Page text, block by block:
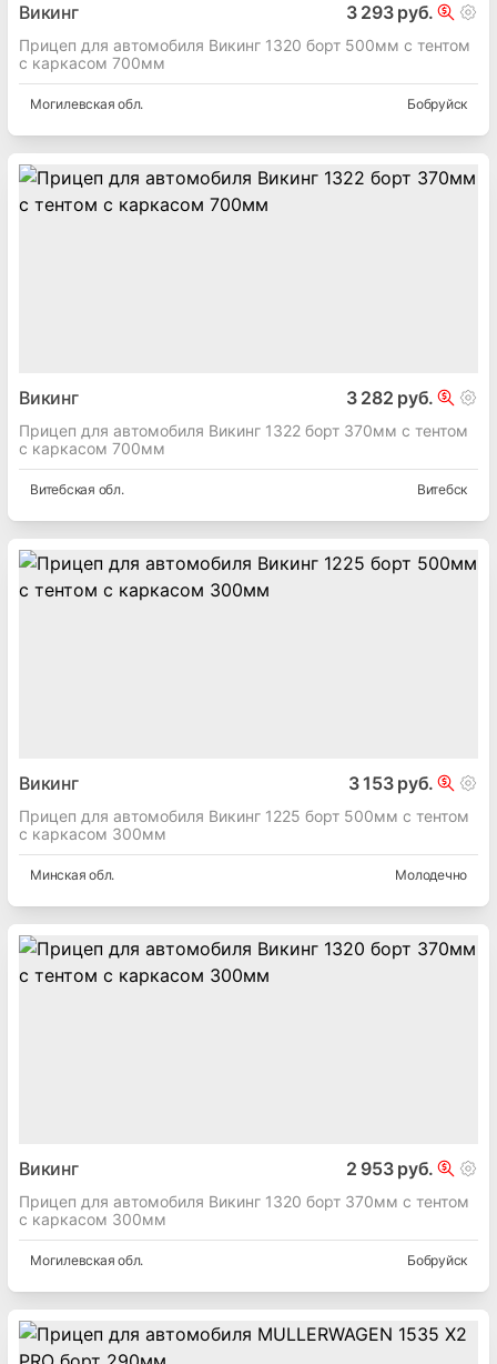
Викинг 3 293 руб.
Прицеп для автомобиля Викинг 1320 борт 500мм с тентом
с каркасом 700мм
Могилевская обл. Бобруйск
Викинг 3 282 руб.
Прицеп для автомобиля Викинг 1322 борт 370мм с тентом
с каркасом 700мм
Витебская обл. Витебск
Викинг 3 153 руб.
Прицеп для автомобиля Викинг 1225 борт 500мм с тентом
с каркасом 300мм
Минская обл. Молодечно
Викинг 2 953 руб.
Прицеп для автомобиля Викинг 1320 борт 370мм с тентом
с каркасом 300мм
Могилевская обл. Бобруйск